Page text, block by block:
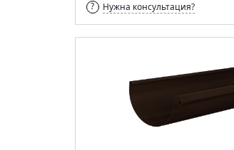
Нужна консультация?